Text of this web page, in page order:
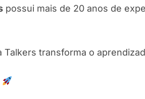
possui mais de 20 anos de
Talkers transforma o